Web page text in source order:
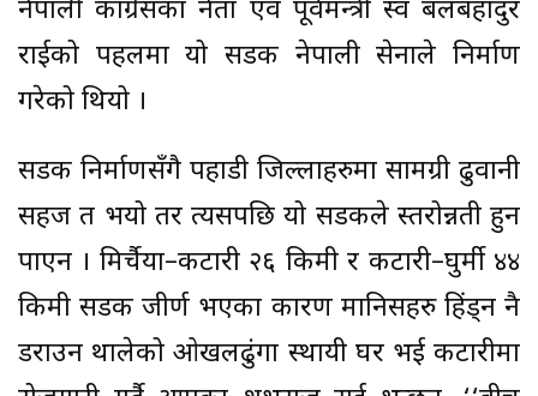
नेपाली कांग्रेसका नेता एवं पूर्वमन्त्री स्व बलबहादुर
राईको पहलमा यो सडक नेपाली सेनाले निर्माण
गरेको थियो ।
सडक निर्माणसँगै पहाडी जिल्लाहरुमा सामग्री ढुवानी
सहज त भयो तर त्यसपछि यो सडकले स्तरोन्नती हुन
पाएन । मिर्चैया–कटारी २६ किमी र कटारी–घुर्मी ४४
किमी सडक जीर्ण भएका कारण मानिसहरु हिंड्न नै
डराउन थालेको ओखलढुंगा स्थायी घर भई कटारीमा